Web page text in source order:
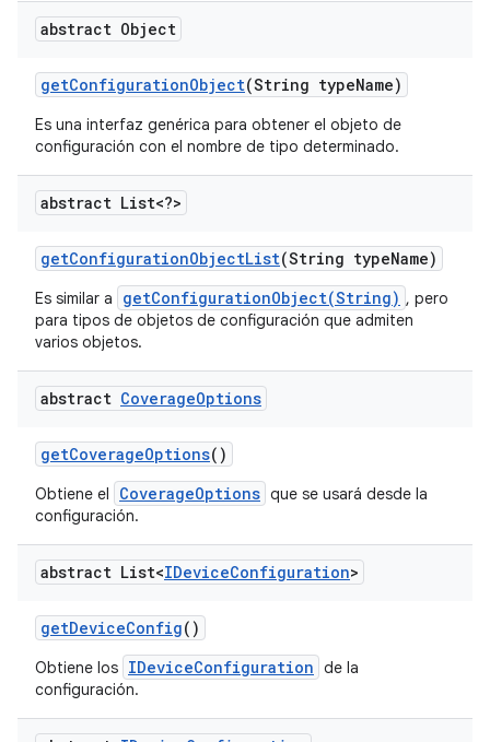
abstract Object
getConfigurationObject(String typeName)
Es una interfaz genérica para obtener el objeto de
configuración con el nombre de tipo determinado.
abstract List<?>
getConfigurationObjectList(String typeName)
Es similar a getConfigurationObject(String) , pero
para tipos de objetos de configuración que admiten
varios objetos.
abstract CoverageOptions
getCoverageOptions()
Obtiene el CoverageOptions que se usará desde la
configuración.
abstract List<IDeviceConfiguration>
getDeviceConfig()
Obtiene los IDeviceConfiguration de la
configuración.